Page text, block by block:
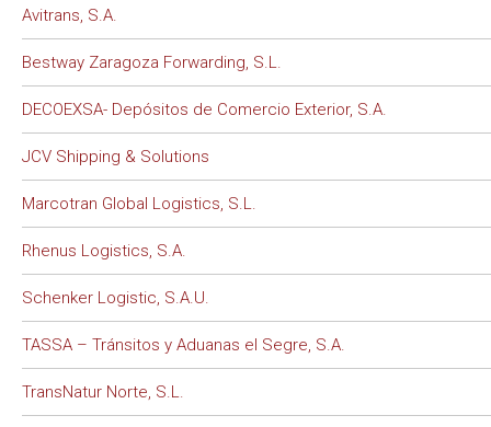
Avitrans, S.A.
Bestway Zaragoza Forwarding, S.L.
DECOEXSA- Depósitos de Comercio Exterior, S.A.
JCV Shipping & Solutions
Marcotran Global Logistics, S.L.
Rhenus Logistics, S.A.
Schenker Logistic, S.A.U.
TASSA – Tránsitos y Aduanas el Segre, S.A.
TransNatur Norte, S.L.